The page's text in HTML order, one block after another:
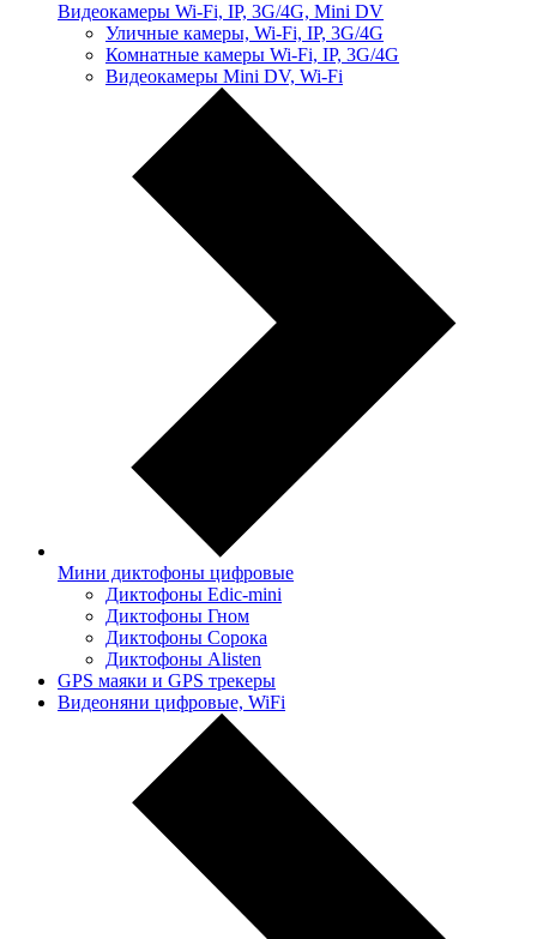
Видеокамеры Wi-Fi, IP, 3G/4G, Mini DV
Уличные камеры, Wi-Fi, IP, 3G/4G
Комнатные камеры Wi-Fi, IP, 3G/4G
Видеокамеры Mini DV, Wi-Fi
Мини диктофоны цифровые
Диктофоны Edic-mini
Диктофоны Гном
Диктофоны Сорока
Диктофоны Alisten
GPS маяки и GPS трекеры
Видеоняни цифровые, WiFi